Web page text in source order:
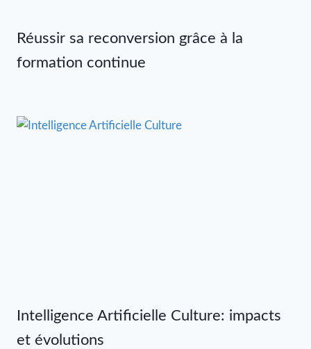
Réussir sa reconversion grâce à la
formation continue
Intelligence Artificielle Culture: impacts
et évolutions